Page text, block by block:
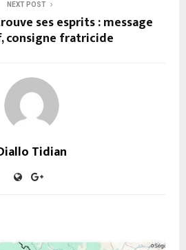
NEXT POST
ses esprits : message
consigne fratricide
Tidian